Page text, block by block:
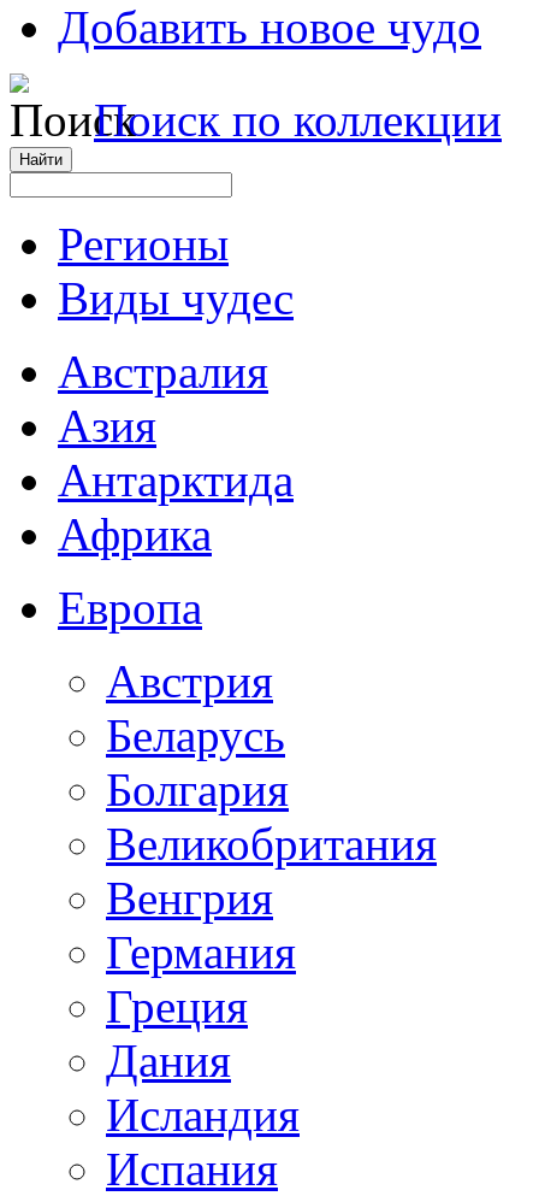
Добавить новое чудо
Поиск по коллекции
Регионы
Виды чудес
Австралия
Азия
Антарктида
Африка
Европа
Австрия
Беларусь
Болгария
Великобритания
Венгрия
Германия
Греция
Дания
Исландия
Испания